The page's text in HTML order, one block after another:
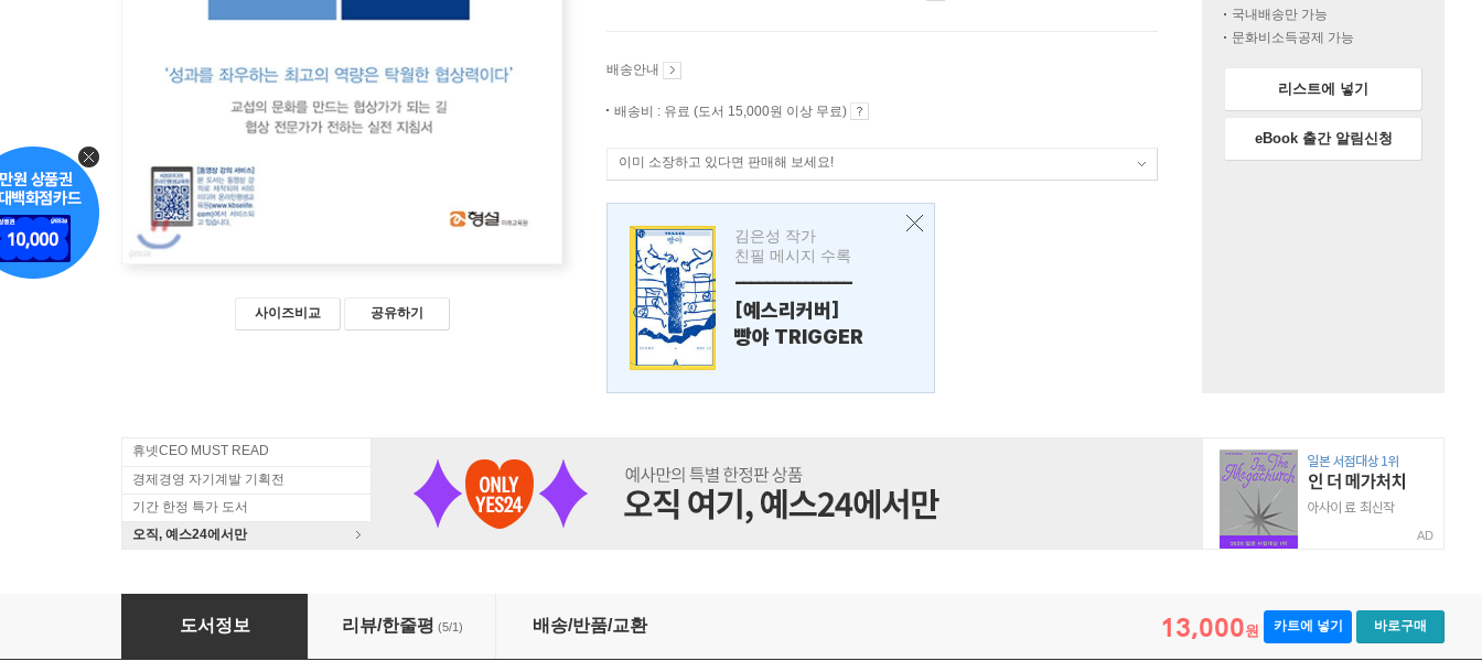
사이즈비교 공유하기
배송안내
배송비 : 유료 (도서 15,000원 이상 무료)
이미 소장하고 있다면 판매해 보세요!
김은성 작가
친필 메시지 수록
---------------
[예스리커버]
빵야 TRIGGER
국내배송만 가능
문화비소득공제 가능
리스트에 넣기
eBook 출간 알림신청
휴넷CEO MUST READ
경제경영 자기계발 기획전
기간 한정 특가 도서
오직, 예스24에서만
AD
한국형 협상 스킬
도서정보 리뷰/한줄평 (5/1) 배송/반품/교환 13,000원 카트에 넣기 바로구매